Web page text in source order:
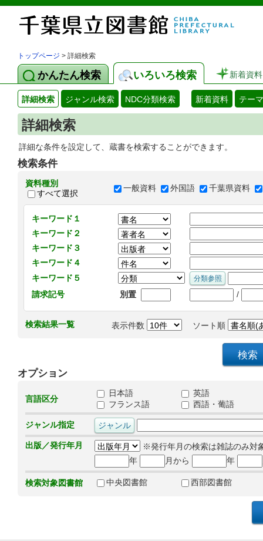
トップページ > 詳細検索
かんたん検索 いろいろ検索 新着資料
詳細検索 ジャンル検索 NDC分類検索 新着資料 テー
詳細検索
詳細な条件を設定して、蔵書を検索することができます。
検索条件
資料種別
すべて選択
一般資料 外国語 千葉県資料
キーワード１
キーワード２
キーワード３
キーワード４
キーワード５
請求記号
別置 /
検索結果一覧 表示件数 ソート順
オプション
言語区分
日本語
英語
フランス語
西語・葡語
ジャンル指定
出版／発行年月
※発行年月の検索は雑誌のみ対
年
月から 年
検索対象図書館 中央図書館 西部図書館